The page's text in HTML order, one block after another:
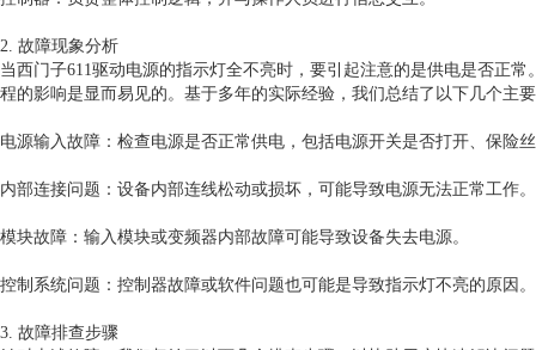
2. 故障现象分析
当西门子611驱动电源的指示灯全不亮时，要引起注意的是供电是否正
程的影响是显而易见的。基于多年的实际经验，我们总结了以下几个主
电源输入故障：检查电源是否正常供电，包括电源开关是否打开、保险
内部连接问题：设备内部连线松动或损坏，可能导致电源无法正常工作。
模块故障：输入模块或变频器内部故障可能导致设备失去电源。
控制系统问题：控制器故障或软件问题也可能是导致指示灯不亮的原因。
3. 故障排查步骤